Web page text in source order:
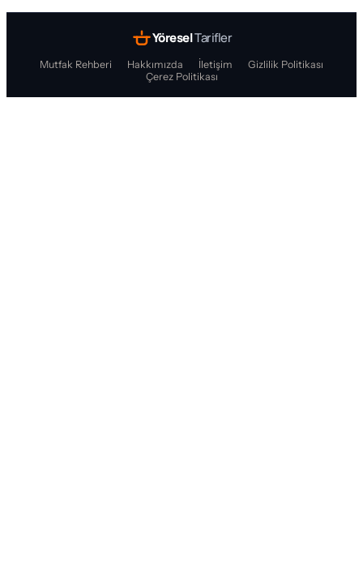
YöreselTarifler
Mutfak Rehberi Hakkımızda İletişim
Gizlilik Politikası
Çerez Politikası